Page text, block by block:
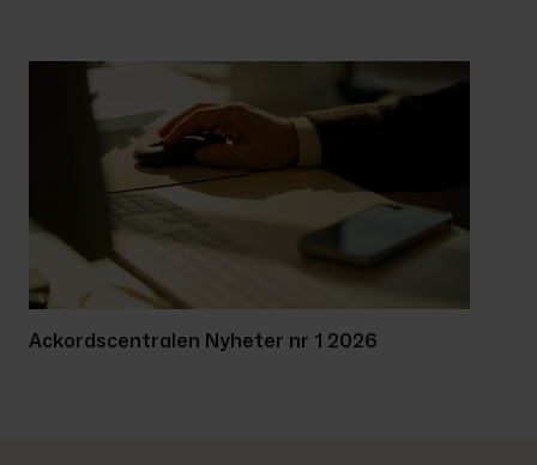
Ackordscentralen Nyheter nr 1 2026